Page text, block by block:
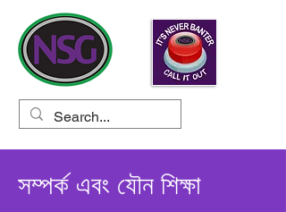
সম্পর্ক এবং যৌন শিক্ষা